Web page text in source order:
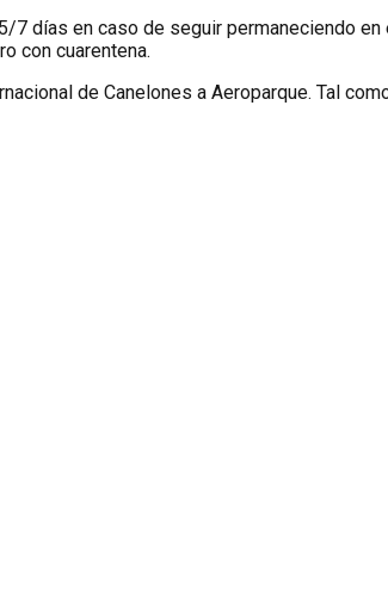
7 días en caso de seguir permaneciendo
con cuarentena.
de Canelones a Aeroparque. Tal